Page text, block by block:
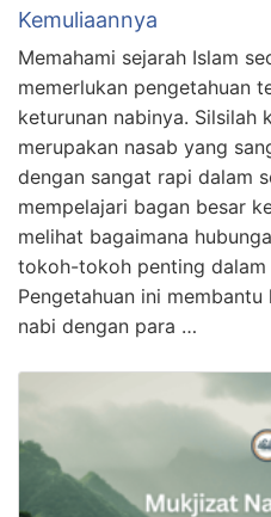
Kemuliaannya
Memahami sejarah Islam
memerlukan pengetahuan
keturunan nabinya. Silsilah
merupakan nasab yang
dengan sangat rapi dalam
mempelajari bagan besar
melihat bagaimana
tokoh-tokoh penting dalam
Pengetahuan ini
nabi dengan para …